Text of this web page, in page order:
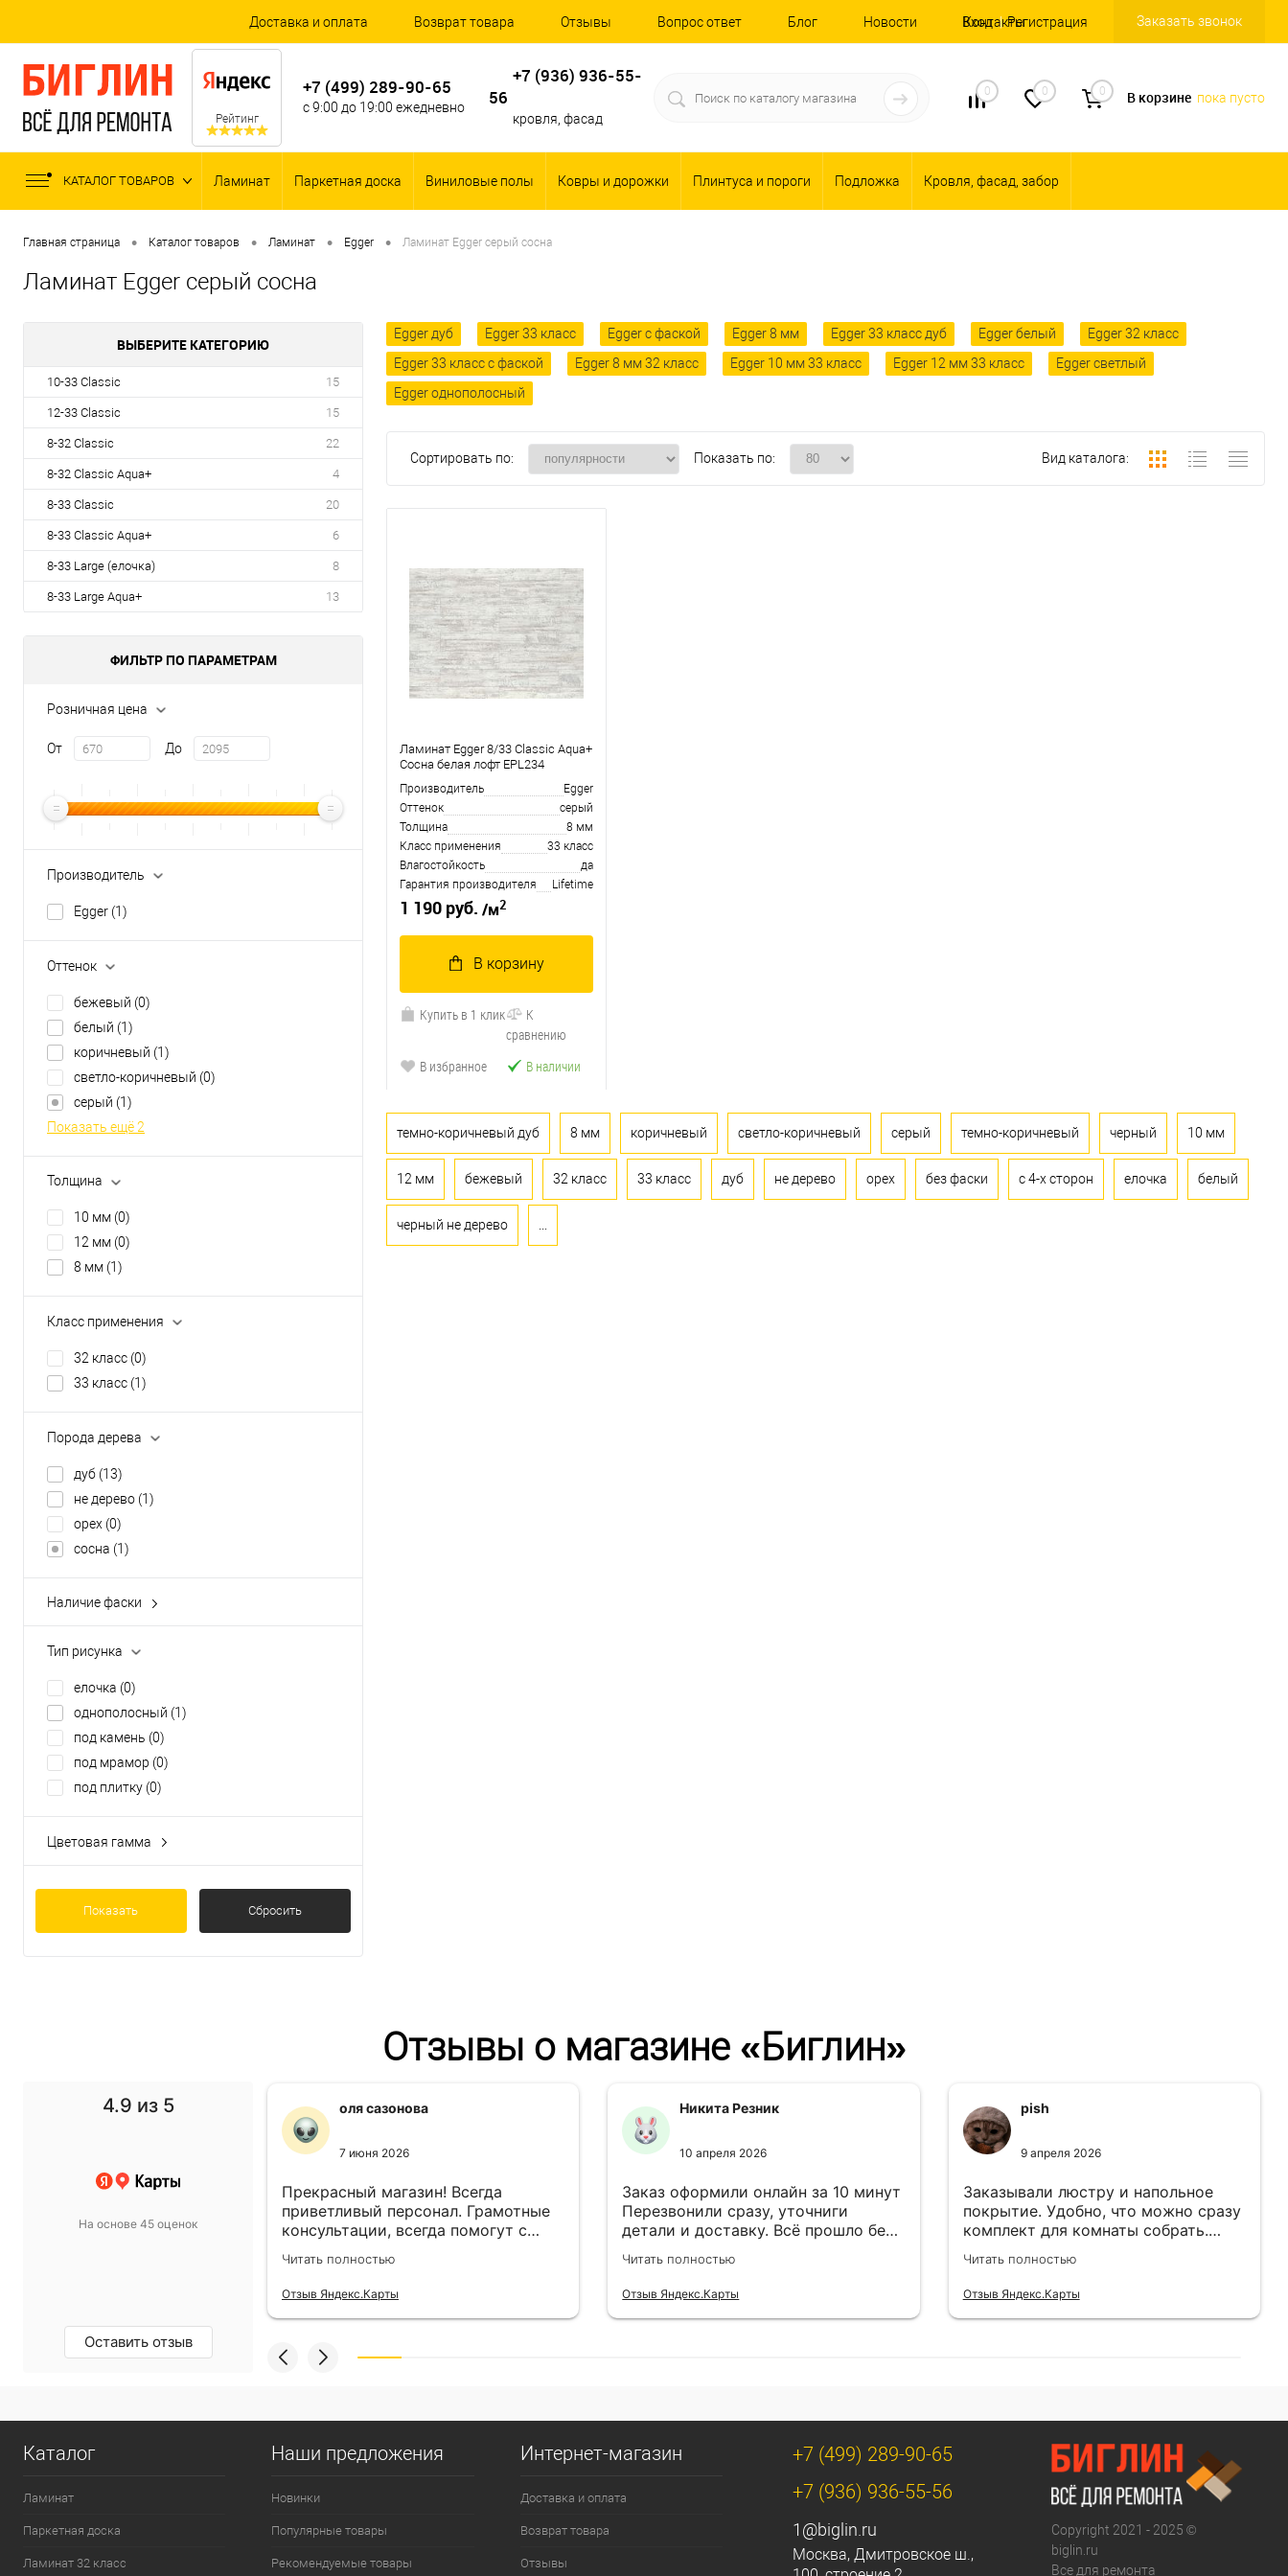
Доставка и оплата Возврат товара Отзывы Вопрос ответ Блог Новости Контакты
Вход Регистрация Заказать звонок
Рейтинг
+7 (499) 289-90-65
с 9:00 до 19:00 ежедневно
+7 (936) 936-55-
56
кровля, фасад
0 0 0 В корзине пока пусто
КАТАЛОГ ТОВАРОВ Ламинат Паркетная доска Виниловые полы Ковры и дорожки Плинтуса и пороги Подложка Кровля, фасад, забор
Главная страница • Каталог товаров • Ламинат • Egger • Ламинат Egger серый сосна
Ламинат Egger серый сосна
ВЫБЕРИТЕ КАТЕГОРИЮ
10-33 Classic 15
12-33 Classic 15
8-32 Classic 22
8-32 Classic Aqua+ 4
8-33 Classic 20
8-33 Classic Aqua+ 6
8-33 Large (елочка) 8
8-33 Large Aqua+ 13
ФИЛЬТР ПО ПАРАМЕТРАМ
Розничная цена
От До
Производитель
Egger (1)
Оттенок
бежевый (0)
белый (1)
коричневый (1)
светло-коричневый (0)
серый (1)
Показать ещё 2
Толщина
10 мм (0)
12 мм (0)
8 мм (1)
Класс применения
32 класс (0)
33 класс (1)
Порода дерева
дуб (13)
не дерево (1)
орех (0)
сосна (1)
Наличие фаски
без фаски(0)
с 4-х сторон
Тип рисунка
елочка (0)
однополосный (1)
под камень (0)
под мрамор (0)
под плитку (0)
Цветовая гамма
Камень(0)
Мрамор(0)
дуб(0)
сосна(1)
Показать Сбросить
Egger дуб Egger 33 класс Egger с фаской Egger 8 мм Egger 33 класс дуб Egger белый
Egger 32 класс
Egger 33 класс с фаской
Egger 8 мм 32 класс Egger 10 мм 33 класс Egger 12 мм 33 класс
Egger светлый
Egger однополосный
Сортировать по: Показать по: Вид каталога:
Ламинат Egger 8/33 Classic Aqua+
Сосна белая лофт EPL234
Производитель
Egger
Оттенок
серый
Толщина
8 мм
Класс применения
33 класс
Влагостойкость
да
Гарантия производителя
Lifetime
1 190 руб. /м2
В корзину
Купить в 1 клик
К
сравнению
В избранное
В наличии
темно-коричневый дуб 8 мм коричневый светло-коричневый серый темно-коричневый черный 10 мм
12 мм бежевый 32 класс 33 класс дуб не дерево орех без фаски с 4-х сторон елочка белый
черный не дерево ...
Отзывы о магазине «Биглин»
4.9 из 5
На основе 45 оценок
Оставить отзыв
просто супер!
какой хотели.
оля сазонова
7 июня 2026
Прекрасный магазин! Всегда
приветливый персонал. Грамотные
консультации, всегда помогут с
выбором! Всё привезли в
назначенный день!
Читать полностью
Отзыв Яндекс.Карты
Никита Резник
10 апреля 2026
Заказ оформили онлайн за 10 минут
Перезвонили сразу, уточниги
детали и доставку. Всё прошло без
лишней суеты.
Читать полностью
Отзыв Яндекс.Карты
pish
9 апреля 2026
Заказывали люстру и напольное
покрытие. Удобно, что можно сразу
комплект для комнаты собрать.
Цены адекватные.
Читать полностью
Отзыв Яндекс.Карты
Каталог
Ламинат
Паркетная доска
Ламинат 32 класс
Наши предложения
Новинки
Популярные товары
Рекомендуемые товары
Интернет-магазин
Доставка и оплата
Возврат товара
Отзывы
+7 (499) 289-90-65
+7 (936) 936-55-56
1@biglin.ru
Москва, Дмитровское ш.,
Copyright 2021 - 2025 ©
biglin.ru
Все для ремонта